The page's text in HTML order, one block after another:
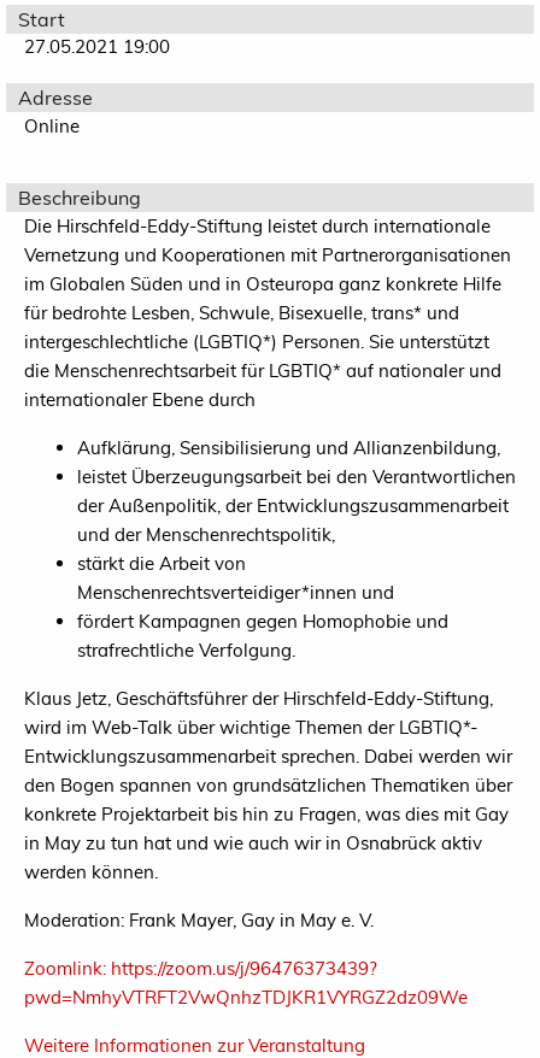
Start
27.05.2021 19:00
Adresse
Online
Beschreibung
Die Hirschfeld-Eddy-Stiftung leistet durch internationale
Vernetzung und Kooperationen mit Partnerorganisationen
im Globalen Süden und in Osteuropa ganz konkrete Hilfe
für bedrohte Lesben, Schwule, Bisexuelle, trans* und
intergeschlechtliche (LGBTIQ*) Personen. Sie unterstützt
die Menschenrechtsarbeit für LGBTIQ* auf nationaler und
internationaler Ebene durch
Aufklärung, Sensibilisierung und Allianzenbildung,
leistet Überzeugungsarbeit bei den Verantwortlichen
der Außenpolitik, der Entwicklungszusammenarbeit
und der Menschenrechtspolitik,
stärkt die Arbeit von
Menschenrechtsverteidiger*innen und
fördert Kampagnen gegen Homophobie und
strafrechtliche Verfolgung.
Klaus Jetz, Geschäftsführer der Hirschfeld-Eddy-Stiftung,
wird im Web-Talk über wichtige Themen der LGBTIQ*-
Entwicklungszusammenarbeit sprechen. Dabei werden wir
den Bogen spannen von grundsätzlichen Thematiken über
konkrete Projektarbeit bis hin zu Fragen, was dies mit Gay
in May zu tun hat und wie auch wir in Osnabrück aktiv
werden können.
Moderation: Frank Mayer, Gay in May e. V.
Zoomlink: https://zoom.us/j/96476373439?
pwd=NmhyVTRFT2VwQnhzTDJKR1VYRGZ2dz09We
Weitere Informationen zur Veranstaltung